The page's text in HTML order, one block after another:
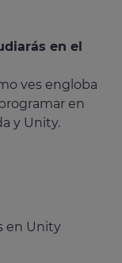
en el
ves engloba
en
y Unity.
en Unity